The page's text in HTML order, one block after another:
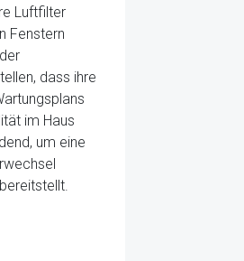
Luftfilter
Fenstern
dass ihre
im Haus
um eine